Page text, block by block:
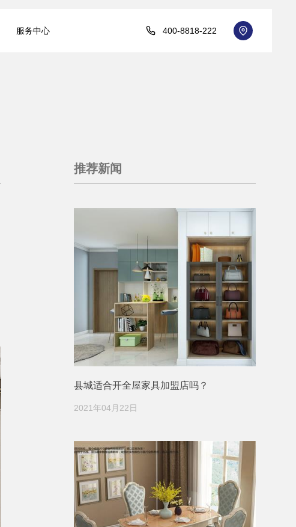
400-8818-222
服务中心
推荐新闻
县城适合开全屋家具加盟店吗？
2021年04月22日